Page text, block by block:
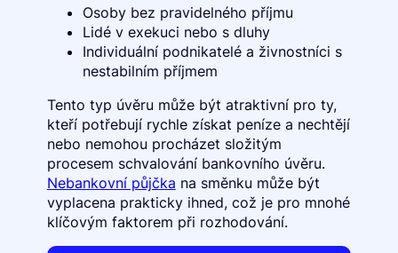
Osoby bez pravidelného příjmu
Lidé v exekuci nebo s dluhy
Individuální podnikatelé a živnostníci s
nestabilním příjmem
Tento typ úvěru může být atraktivní pro ty,
kteří potřebují rychle získat peníze a nechtějí
nebo nemohou procházet složitým
procesem schvalování bankovního úvěru.
Nebankovní půjčka na směnku může být
vyplacena prakticky ihned, což je pro mnohé
klíčovým faktorem při rozhodování.